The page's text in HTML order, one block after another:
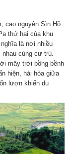
cao nguyên Sìn Hồ
thứ hai của khu
là nơi nhiều
nhau cùng cư trú.
mây trời bồng bềnh
hiện, hài hòa giữa
lượn khiến du